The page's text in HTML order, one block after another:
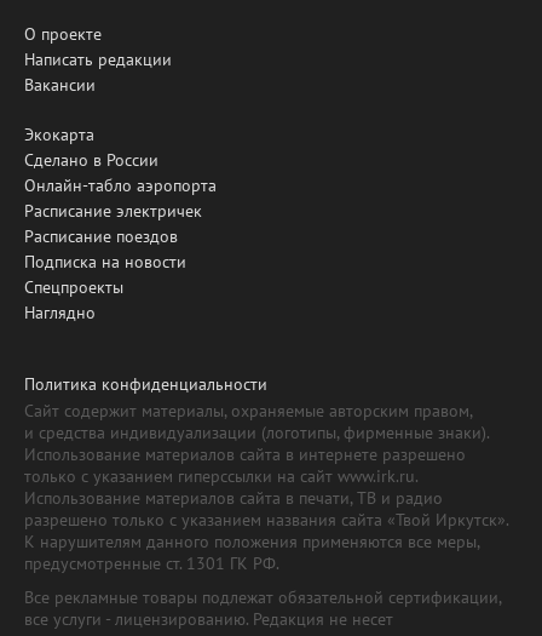
О проекте
Написать редакции
Вакансии
Экокарта
Сделано в России
Онлайн-табло аэропорта
Расписание электричек
Расписание поездов
Подписка на новости
Спецпроекты
Наглядно
Политика конфиденциальности
Сайт содержит материалы, охраняемые авторским правом,
и средства индивидуализации (логотипы, фирменные знаки).
Использование материалов сайта в интернете разрешено
только с указанием гиперссылки на сайт www.irk.ru.
Использование материалов сайта в печати, ТВ и радио
разрешено только с указанием названия сайта «Твой Иркутск».
К нарушителям данного положения применяются все меры,
предусмотренные ст. 1301 ГК РФ.
Все рекламные товары подлежат обязательной сертификации,
все услуги - лицензированию. Редакция не несет